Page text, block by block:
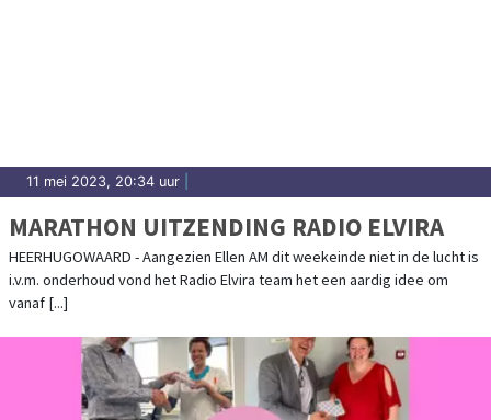
11 mei 2023, 20:34 uur
MARATHON UITZENDING RADIO ELVIRA
HEERHUGOWAARD - Aangezien Ellen AM dit weekeinde niet in de lucht is
i.v.m. onderhoud vond het Radio Elvira team het een aardig idee om
vanaf [...]